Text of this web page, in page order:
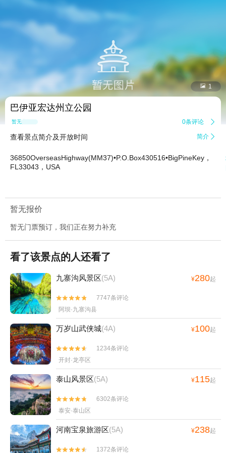
 1
巴伊亚宏达州立公园
暂无点评 0条评论 
查看景点简介及开放时间 简介 
36850OverseasHighway(MM37)•P.O.Box430516•BigPineKey，
FL33043，USA
暂无报价
暂无门票预订，我们正在努力补充
看了该景点的人还看了
九寨沟风景区(5A) ¥280起


7747条评论
阿坝·九寨沟县
万岁山武侠城(4A) ¥100起


1234条评论
开封·龙亭区
泰山风景区(5A) ¥115起


6302条评论
泰安·泰山区
河南宝泉旅游区(5A) ¥238起

 1372条评论